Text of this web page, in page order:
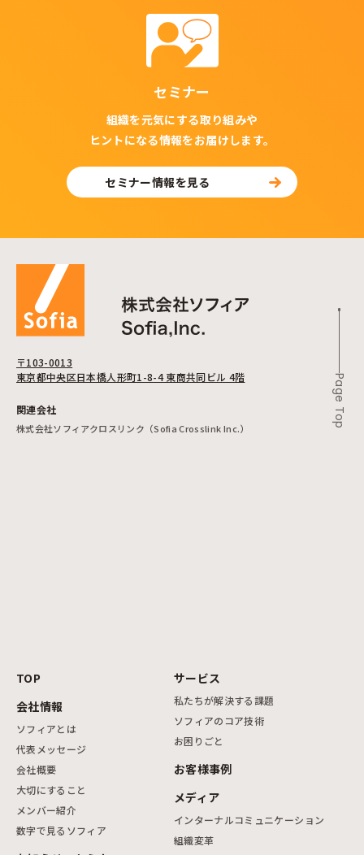
セミナー
組織を元気にする取り組みや
ヒントになる情報をお届けします。
セミナー情報を見る
〒103-0013
東京都中央区日本橋人形町1-8-4 東商共同ビル 4階
関連会社
株式会社ソフィアクロスリンク（Sofia Crosslink Inc.）
TOP
会社情報
ソフィアとは
代表メッセージ
会社概要
大切にすること
メンバー紹介
数字で見るソフィア
サービス
私たちが解決する課題
ソフィアのコア技術
お困りごと
お客様事例
メディア
インターナルコミュニケーション
組織変革
Page Top